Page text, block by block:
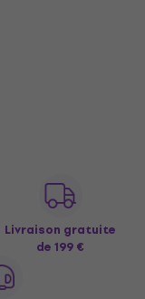
Livraison gratuite
de 199 €